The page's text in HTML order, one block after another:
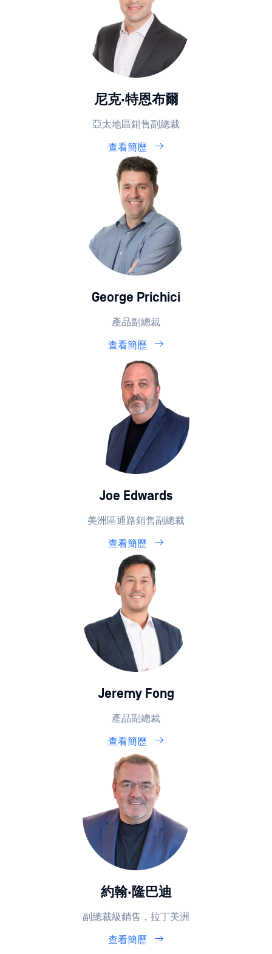
尼克·特恩布爾
亞太地區銷售副總裁
查看簡歷
George Prichici
產品副總裁
查看簡歷
Joe Edwards
美洲區通路銷售副總裁
查看簡歷
Jeremy Fong
產品副總裁
查看簡歷
約翰·隆巴迪
副總裁級銷售，拉丁美洲
查看簡歷